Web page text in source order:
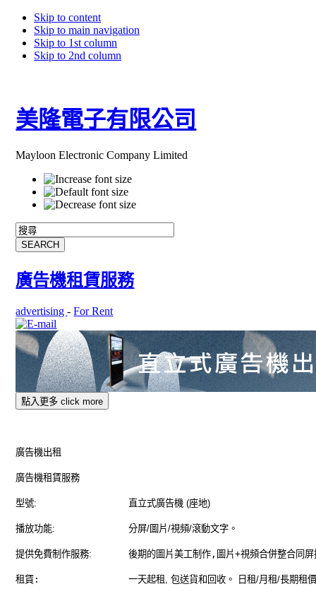
Skip to content
Skip to main navigation
Skip to 1st column
Skip to 2nd column
美隆電子有限公司
Mayloon Electronic Company Limited
廣告機租賃服務
advertising-For Rent
點入更多 click more
廣告機出租
廣告機租賃服務
型號: 直立式廣告機 (座地)
播放功能: 分屏/圖片/視頻/滾動文字 。
提供免費制作服務: 後期的圖片美工制作,圖片+視頻合併整合同屏
租賃: 一天起租 ,包送貨和回收 。 日租/月租/長期租